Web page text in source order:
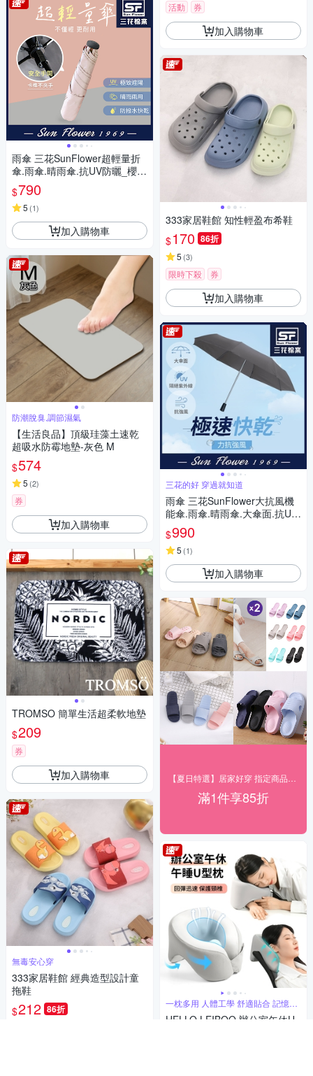
雨傘 三花SunFlower超輕量折
傘.雨傘.晴雨傘.抗UV防曬_櫻花
粉
$790
5 (1)
加入購物車
防潮脫臭,調節濕氣
【生活良品】頂級珪藻土速乾
超吸水防霉地墊-灰色 M
$574
5 (2)
券
加入購物車
TROMSO 簡單生活超柔軟地墊
$209
券
加入購物車
無毒安心穿
333家居鞋館 經典造型設計童
拖鞋
$212 86折
活動 券
加入購物車
333家居鞋館 知性輕盈布希鞋
$170 86折
5 (3)
限時下殺 券
加入購物車
三花的好 穿過就知道
雨傘 三花SunFlower大抗風機
能傘.雨傘.晴雨傘.大傘面.抗UV
防曬_迷霧灰
$990
5 (1)
加入購物車
滿1件享85折
一枕多用 人體工學 舒適貼合 記憶回
HELLO LEIBOO 辦公室午休U